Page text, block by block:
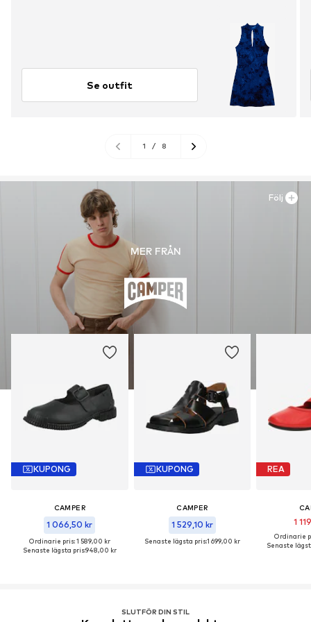
Se outfit
1 / 8
MER FRÅN
KUPONG
CAMPER
1 066,50 kr
Ordinarie pris: 1 589,00 kr
Senaste lägsta pris:948,00 kr
KUPONG
CAMPER
1 529,10 kr
Senaste lägsta pris:1 699,00 kr
REA
1
Ordinarie
Senaste
Följ
SLUTFÖR DIN STIL